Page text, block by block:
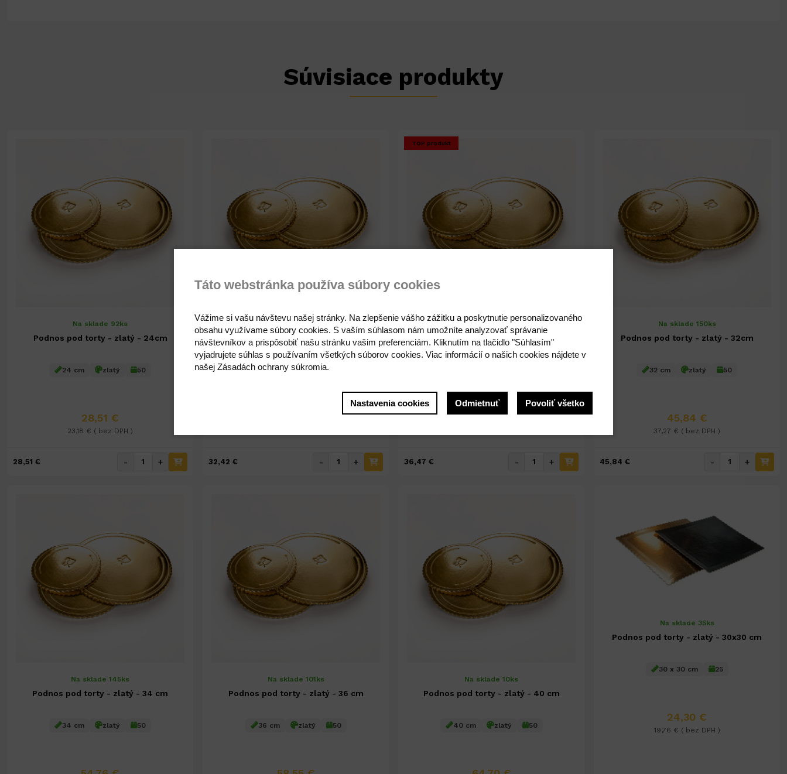
Súvisiace produkty
Na sklade 92ks
Podnos pod torty - zlatý - 24cm
24 cm zlatý 50
28,51 €
23,18 € ( bez DPH )
28,51 € - +
Na sklade 69ks
Podnos pod torty - zlatý - 26cm
26 cm zlatý
32,42 € - +
TOP produkt
Na sklade 167ks
Podnos pod torty - zlatý - 28cm
36,47 €
36,47 € - +
Na sklade 150ks
Podnos pod torty - zlatý - 32cm
32 cm zlatý 50
45,84 €
37,27 € ( bez DPH )
45,84 € - +
Na sklade 145ks
Podnos pod torty - zlatý - 34 cm
34 cm zlatý 50
Na sklade 101ks
Podnos pod torty - zlatý - 36 cm
36 cm zlatý 50
Na sklade 10ks
Podnos pod torty - zlatý - 40 cm
40 cm zlatý 50
Na sklade 35ks
Podnos pod torty - zlatý - 30x30 cm
30 x 30 cm 25
24,30 €
19,76 € ( bez DPH )
Táto webstránka používa súbory cookies
Vážime si vašu návštevu našej stránky. Na zlepšenie vášho zážitku a poskytnutie personalizovaného
obsahu využívame súbory cookies. S vaším súhlasom nám umožníte analyzovať správanie
návštevníkov a prispôsobiť našu stránku vašim preferenciám. Kliknutím na tlačidlo "Súhlasím"
vyjadrujete súhlas s používaním všetkých súborov cookies. Viac informácií o našich cookies nájdete v
našej Zásadách ochrany súkromia.
Nastavenia cookies Odmietnuť Povoliť všetko